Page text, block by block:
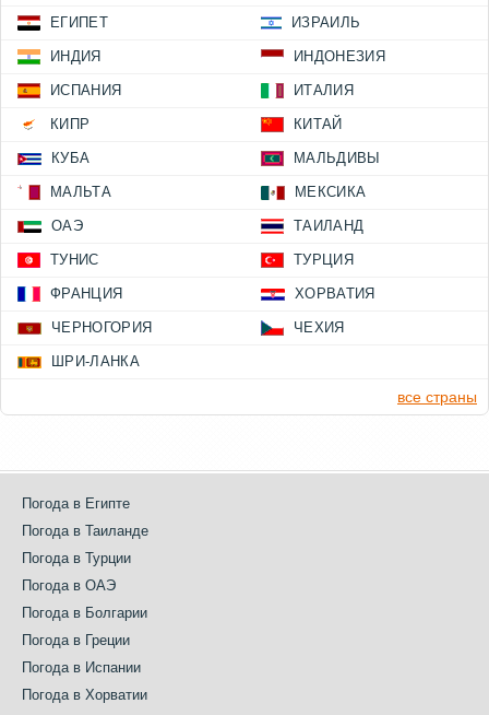
ЕГИПЕТ ИЗРАИЛЬ
ИНДИЯ ИНДОНЕЗИЯ
ИСПАНИЯ ИТАЛИЯ
КИПР КИТАЙ
КУБА МАЛЬДИВЫ
МАЛЬТА МЕКСИКА
ОАЭ ТАИЛАНД
ТУНИС ТУРЦИЯ
ФРАНЦИЯ ХОРВАТИЯ
ЧЕРНОГОРИЯ ЧЕХИЯ
ШРИ-ЛАНКА
все страны
Погода в Египте
Погода в Таиланде
Погода в Турции
Погода в ОАЭ
Погода в Болгарии
Погода в Греции
Погода в Испании
Погода в Хорватии